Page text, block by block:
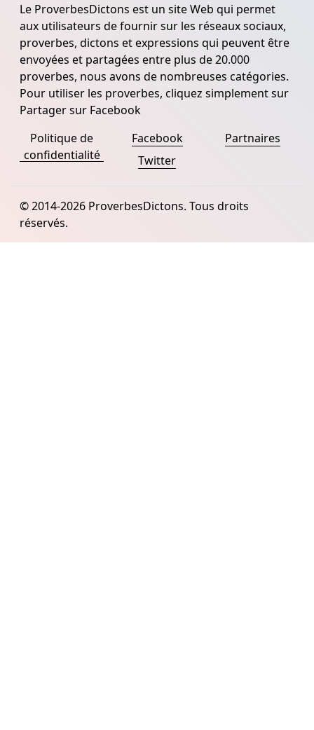
Le ProverbesDictons est un site Web qui permet
aux utilisateurs de fournir sur les réseaux sociaux,
proverbes, dictons et expressions qui peuvent être
envoyées et partagées entre plus de 20.000
proverbes, nous avons de nombreuses catégories.
Pour utiliser les proverbes, cliquez simplement sur
Partager sur Facebook
Politique de
confidentialité
Facebook
Twitter
Partnaires
© 2014-2026 ProverbesDictons. Tous droits
réservés.